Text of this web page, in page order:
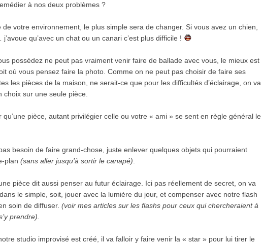
à nos deux problèmes ?
de votre environnement, le plus simple sera de changer. Si vous avez un chien,
qu’avec un chat ou un canari c’est plus difficile !
possédez ne peut pas vraiment venir faire de ballade avec vous, le mieux est
où vous pensez faire la photo. Comme on ne peut pas choisir de faire ses
les pièces de la maison, ne serait-ce que pour les difficultés d’éclairage, on va
choix sur une seule pièce.
qu’une pièce, autant privilégier celle ou votre « ami » se sent en règle général le
besoin de faire grand-chose, juste enlever quelques objets qui pourraient
plan (sans aller jusqu’à sortir le canapé)
pièce dit aussi penser au futur éclairage. Ici pas réellement de secret, on va
le simple, soit, jouer avec la lumière du jour, et compenser avec notre flash
soin de diffuser. (voir mes articles sur les flashs pour ceux qui chercheraient à
prendre).
studio improvisé est créé, il va falloir y faire venir la « star » pour lui tirer le